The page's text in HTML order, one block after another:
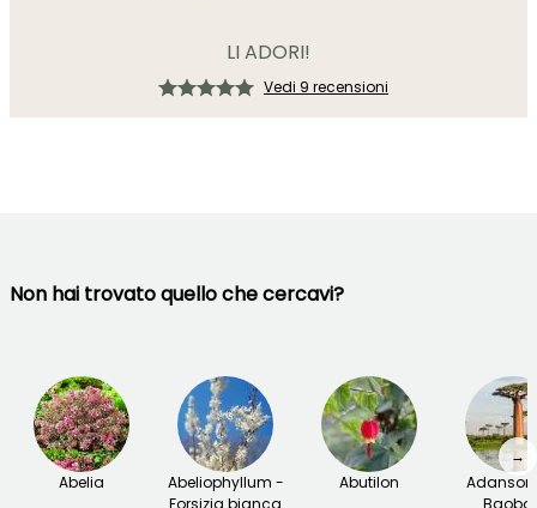
LI ADORI!
Vedi 9 recensioni
Non hai trovato quello che cercavi?
Abelia
Abeliophyllum -
Forsizia bianca
Abutilon
→